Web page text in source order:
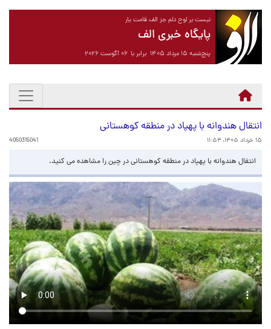
نیست بر لوح دلم جز الف قامت یار
پایگاه خبری الف
پنج‌شنبه ۱۵ مرداد ۱۴۰۵ برابر با ۰۶ آگوست ۲۰۲۶
انتقال هندوانه با پهپاد در منطقه کوهستانی
۱۵ خرداد ۱۴۰۵، ۱۱:۵۴ 4050315041
انتقال هندوانه با پهپاد در منطقه کوهستانی در چین را مشاهده می کنید.